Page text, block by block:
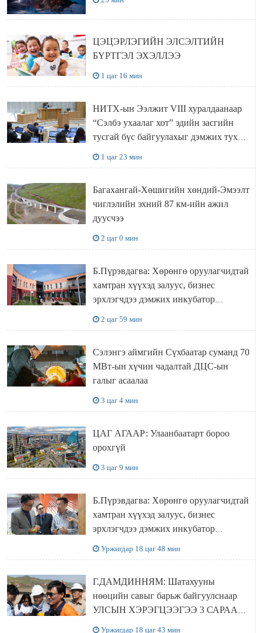
ЦЭЦЭРЛЭГИЙН ЭЛСЭЛТИЙН
БҮРТГЭЛ ЭХЭЛЛЭЭ
1 цаг 16 мин
НИТХ-ын Ээлжит VIII хуралдаанаар
“Сэлбэ ухаалаг хот” эдийн засгийн
тусгай бүс байгуулахыг дэмжих тухай
1 цаг 23 мин
Багахангай-Хөшигийн хөндий-Эмээлт
чиглэлийн эхний 87 км-ийн ажил
дуусчээ
2 цаг 0 мин
Б.Пүрэвдагва: Хөрөнгө оруулагчидтай
хамтран хүүхэд залуус, бизнес
эрхлэгчдээ дэмжих инкубатор
2 цаг 59 мин
Сэлэнгэ аймгийн Сүхбаатар суманд 70
МВт-ын хүчин чадалтай ДЦС-ын
галыг асаалаа
3 цаг 4 мин
ЦАГ АГААР: Улаанбаатарт бороо
орохгүй
3 цаг 9 мин
Б.Пүрэвдагва: Хөрөнгө оруулагчидтай
хамтран хүүхэд залуус, бизнес
эрхлэгчдээ дэмжих инкубатор
Уржигдар 18 цаг 48 мин
Г.ДАМДИННЯМ: Шатахууны
нөөцийн савыг барьж байгуулснаар
УЛСЫН ХЭРЭГЦЭЭГЭЭ 3 САРААР
Уржигдар 18 цаг 43 мин